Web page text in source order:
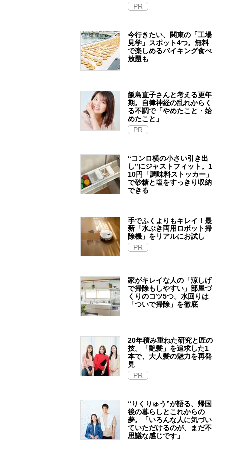
PR
今行きたい、関東の「工場
見学」スポット4つ。無料
で楽しめるバイキング食べ
放題も
飯島直子さんと考える更年
期。自律神経の乱れからく
る不調で「やめたこと・始
めたこと」
PR
“コンロ横の小さい引き出
し”にジャストフィット。1
10円「調味料ストッカー」
で砂糖と塩をすっきり収納
できる
手でふくよりもキレイ！最
新「水ぶき両用ロボット掃
除機」をリアルにお試し
PR
家がキレイな人の「涼しげ
で掃除もしやすい」部屋づ
くりのコツ5つ。水回りは
「ついで掃除」を徹底
20年積み重ねた研究と匠の
技。「艶髪」を追求した1
本で、大人髪の魅力を再発
見
PR
“りくりゅう”が語る、帰国
後の暮らしとこれからの
夢。「いろんな人に気づい
ていただけるのが、まだ不
思議な感じです」